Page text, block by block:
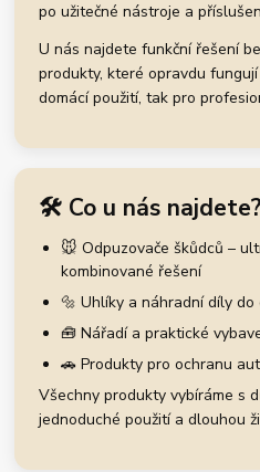
po užitečné nástroje a
U nás najdete funkční řešení
produkty, které opravdu
domácí použití, tak pro
🛠️ Co u nás najdete?
🐭 Odpuzovače škůdců –
kombinované řešení
🔩 Uhlíky a náhradní díly
🧰 Nářadí a praktické
🚗 Produkty pro ochranu
Všechny produkty vybíráme s
jednoduché použití a dlouhou